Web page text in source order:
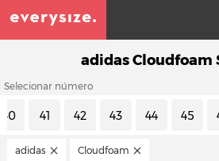
adidas Cloudfoam
Selecionar número
40 41 42 43 44 45
adidas Cloudfoam